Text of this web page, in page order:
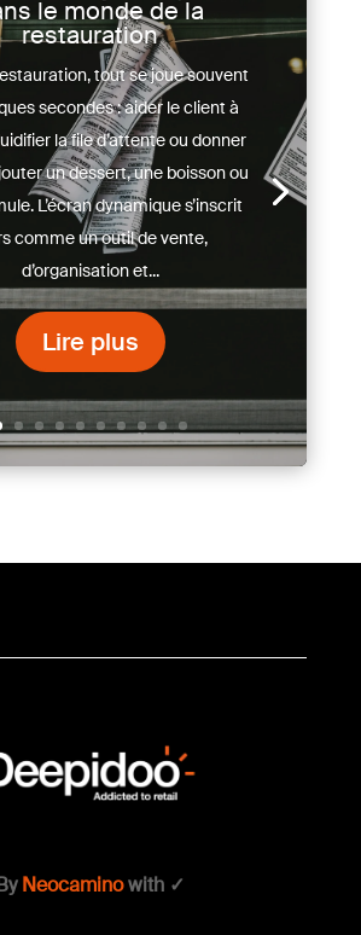
le monde de la
restauration
tout se joue souvent
secondes : aider le client à
la file d’attente ou donner
un dessert, une boisson ou
L’écran dynamique s’inscrit
comme un outil de vente,
d’organisation et...
Lire plus
Neocaminowith ✓